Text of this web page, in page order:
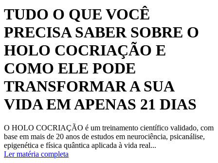
TUDO O QUE VOCÊ
PRECISA SABER SOBRE O
HOLO COCRIAÇÃO E
COMO ELE PODE
TRANSFORMAR A SUA
VIDA EM APENAS 21 DIAS
O HOLO COCRIAÇÃO é um treinamento científico validado, com
base em mais de 20 anos de estudos em neurociência, psicanálise,
epigenética e física quântica aplicada à vida real...
Ler matéria completa